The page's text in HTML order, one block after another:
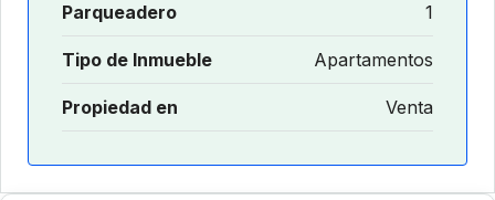
Parqueadero 1
Tipo de Inmueble Apartamentos
Propiedad en Venta